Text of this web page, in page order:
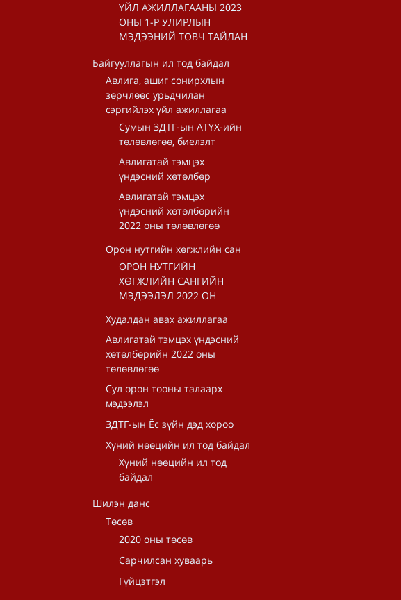
ҮЙЛ АЖИЛЛАГААНЫ 2023
ОНЫ 1-Р УЛИРЛЫН
МЭДЭЭНИЙ ТОВЧ ТАЙЛАН
Байгууллагын ил тод байдал
Авлига, ашиг сонирхлын
зөрчлөөс урьдчилан
сэргийлэх үйл ажиллагаа
Сумын ЗДТГ-ын АТҮХ-ийн
төлөвлөгөө, биелэлт
Авлигатай тэмцэх
үндэсний хөтөлбөр
Авлигатай тэмцэх
үндэсний хөтөлбөрийн
2022 оны төлөвлөгөө
Орон нутгийн хөгжлийн сан
ОРОН НУТГИЙН
ХӨГЖЛИЙН САНГИЙН
МЭДЭЭЛЭЛ 2022 ОН
Худалдан авах ажиллагаа
Авлигатай тэмцэх үндэсний
хөтөлбөрийн 2022 оны
төлөвлөгөө
Сул орон тооны талаарх
мэдээлэл
ЗДТГ-ын Ёс зүйн дэд хороо
Хүний нөөцийн ил тод байдал
Хүний нөөцийн ил тод
байдал
Шилэн данс
Төсөв
2020 оны төсөв
Сарчилсан хуваарь
Гүйцэтгэл